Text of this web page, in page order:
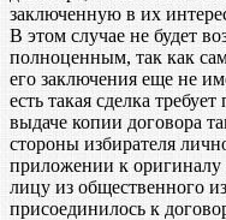
заключенную в их
В этом случае не будет
полноценным, так как
его заключения еще не
есть такая сделка
выдаче копии договора
стороны избирателя
приложении к
лицу из общественного
присоединилось к